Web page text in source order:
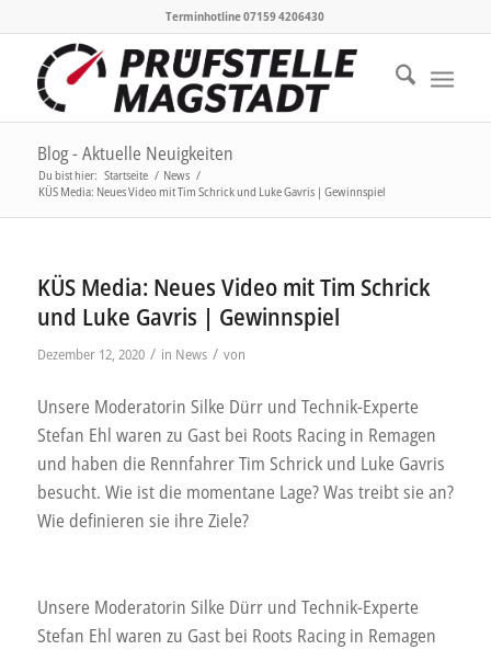
Terminhotline 07159 4206430
Blog - Aktuelle Neuigkeiten
Du bist hier: Startseite / News /
KÜS Media: Neues Video mit Tim Schrick und Luke Gavris | Gewinnspiel
KÜS Media: Neues Video mit Tim Schrick
und Luke Gavris | Gewinnspiel
Dezember 12, 2020 / in News / von
Unsere Moderatorin Silke Dürr und Technik-Experte
Stefan Ehl waren zu Gast bei Roots Racing in Remagen
und haben die Rennfahrer Tim Schrick und Luke Gavris
besucht. Wie ist die momentane Lage? Was treibt sie an?
Wie definieren sie ihre Ziele?
Unsere Moderatorin Silke Dürr und Technik-Experte
Stefan Ehl waren zu Gast bei Roots Racing in Remagen